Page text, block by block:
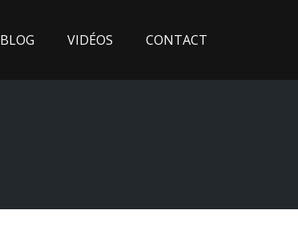
BLOG VIDÉOS CONTACT